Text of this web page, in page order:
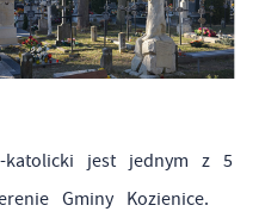
katolicki jest jednym z 5
Gminy Kozienice.